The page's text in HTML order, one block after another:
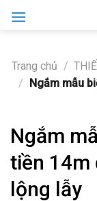
Trang chủ /
/ Ngắm mẫu
Ngắm
tiền 14m
lộng lẫy